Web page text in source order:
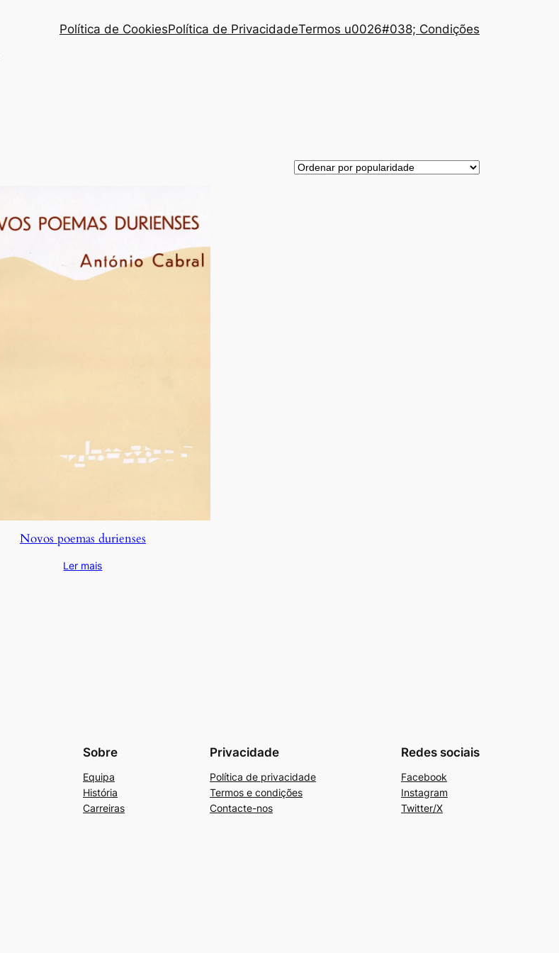
Política de CookiesPolítica de PrivacidadeTermos u0026#038; Condições
Novos poemas durienses
Ler mais
Sobre
Equipa
História
Carreiras
Privacidade
Política de privacidade
Termos e condições
Contacte-nos
Redes sociais
Facebook
Instagram
Twitter/X